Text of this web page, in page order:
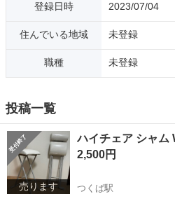
登録日時 2023/07/04
住んでいる地域 未登録
職種 未登録
投稿一覧
売ります
ハイチェア シャム
2,500円
つくば駅